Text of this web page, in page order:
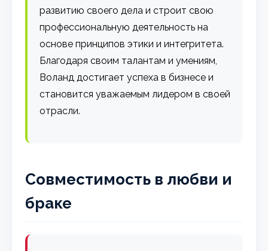
развитию своего дела и строит свою
профессиональную деятельность на
основе принципов этики и интегритета.
Благодаря своим талантам и умениям,
Воланд достигает успеха в бизнесе и
становится уважаемым лидером в своей
отрасли.
Совместимость в любви и
браке